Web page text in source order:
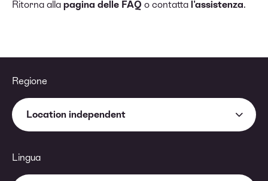
Ritorna alla pagina delle FAQ o contatta l'assistenza.
Regione
Location independent
Lingua